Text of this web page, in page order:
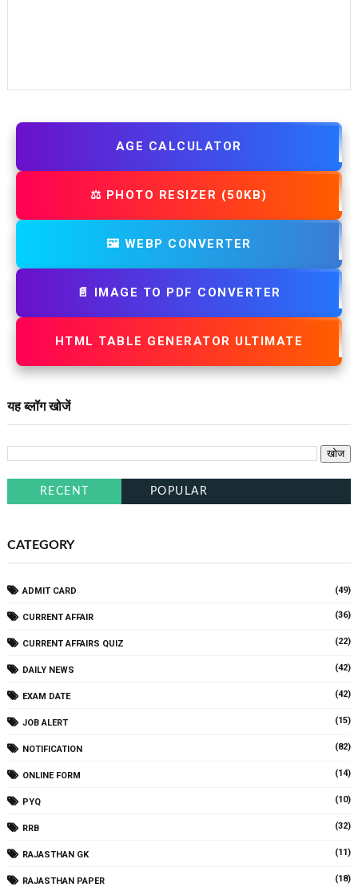
AGE CALCULATOR
⚖️ PHOTO RESIZER (50KB)
🖼️ WEBP CONVERTER
📄 IMAGE TO PDF CONVERTER
HTML TABLE GENERATOR ULTIMATE
यह ब्लॉग खोजें
RECENT POPULAR
CATEGORY
ADMIT CARD (49)
CURRENT AFFAIR (36)
CURRENT AFFAIRS QUIZ (22)
DAILY NEWS (42)
EXAM DATE (42)
JOB ALERT (15)
NOTIFICATION (82)
ONLINE FORM (14)
PYQ (10)
RRB (32)
RAJASTHAN GK (11)
RAJASTHAN PAPER (18)